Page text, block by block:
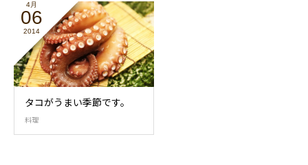
4月
06
2014
タコがうまい季節です。
料理